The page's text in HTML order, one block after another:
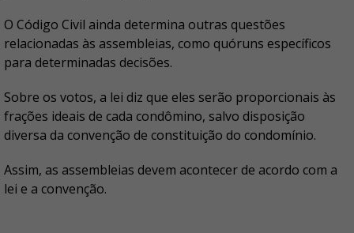
O Código Civil ainda determina outras questões
relacionadas às assembleias, como quóruns específicos
para determinadas decisões.
Sobre os votos, a lei diz que eles serão proporcionais às
frações ideais de cada condômino, salvo disposição
diversa da convenção de constituição do condomínio.
Assim, as assembleias devem acontecer de acordo com a
lei e a convenção.